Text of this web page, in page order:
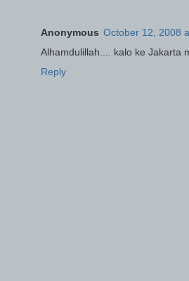
Anonymous October 12, 2008
Alhamdulillah.... kalo ke Jakarta
Reply